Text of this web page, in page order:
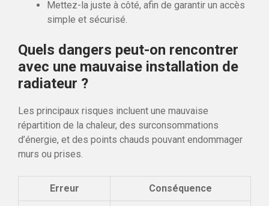
Mettez-la juste à côté, afin de garantir un accès
simple et sécurisé.
Quels dangers peut-on rencontrer
avec une mauvaise installation de
radiateur ?
Les principaux risques incluent une mauvaise
répartition de la chaleur, des surconsommations
d’énergie, et des points chauds pouvant endommager
murs ou prises.
Erreur Conséquence